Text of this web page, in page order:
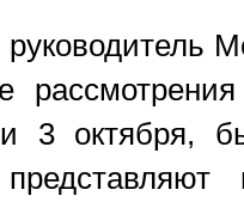
руководитель
3 октября,